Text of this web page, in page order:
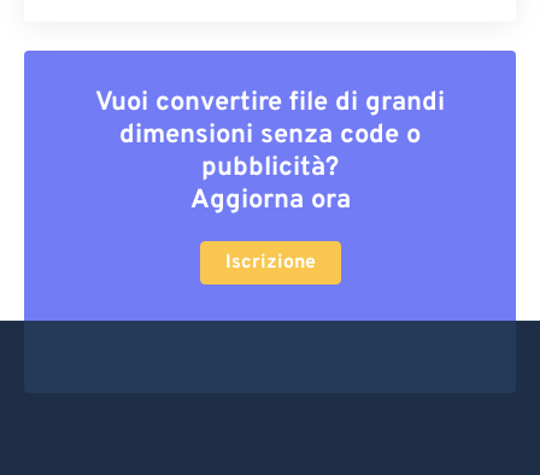
Vuoi convertire file di grandi
dimensioni senza code o
pubblicità?
Aggiorna ora
Iscrizione